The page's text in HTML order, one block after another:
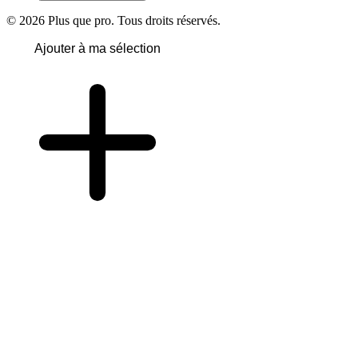
© 2026 Plus que pro. Tous droits réservés.
Ajouter à ma sélection